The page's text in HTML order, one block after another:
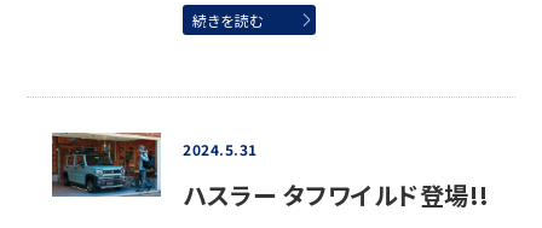
続きを読む
2024.5.31
ハスラー タフワイルド登場!!